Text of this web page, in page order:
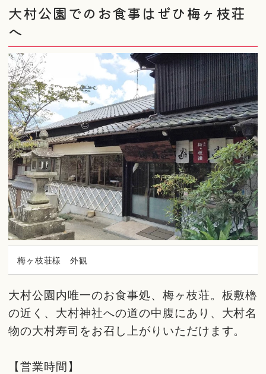
大村公園でのお食事はぜひ梅ヶ枝荘
へ
梅ヶ枝荘様 外観
大村公園内唯一のお食事処、梅ヶ枝荘。板敷櫓
の近く、大村神社への道の中腹にあり、大村名
物の大村寿司をお召し上がりいただけます。
【営業時間】